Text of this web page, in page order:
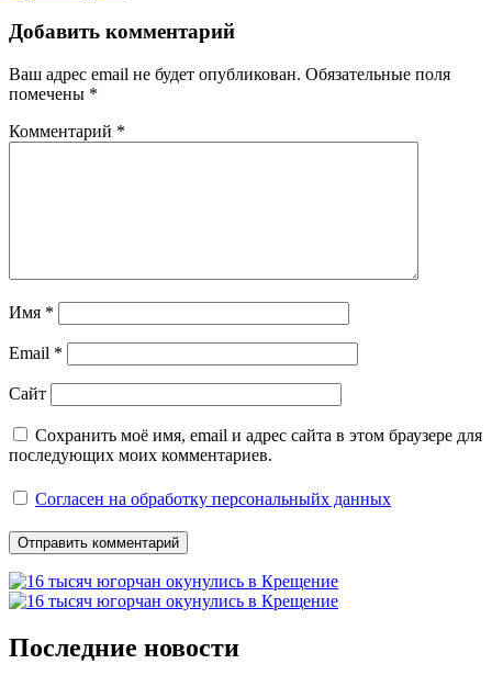
Добавить комментарий
Ваш адрес email не будет опубликован. Обязательные поля
помечены *
Комментарий *
Имя *
Email *
Сайт
Сохранить моё имя, email и адрес сайта в этом браузере для
последующих моих комментариев.
Согласен на обработку персональныйх данных
Последние новости